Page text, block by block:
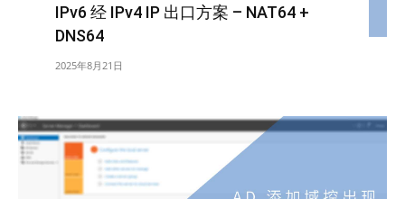
IPv6 经 IPv4 IP 出口方案 – NAT64 +
DNS64
2025年8月21日